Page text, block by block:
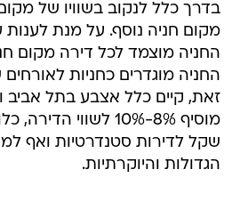
בדרך כלל לנקוב בשוויו של
מקום חניה נוסף. על מנת לענות
החניה מוצמד לכל דירה מקום
החניה מוגדרים כחניות
זאת, קיים כלל אצבע בתל אביב
שקל לדירות סטנדרטיות ואף
הגדולות והיוקרתיות.